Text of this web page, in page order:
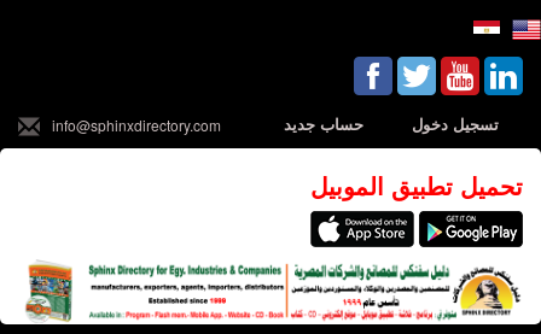
تسجيل دخول حساب جديد info@sphinxdirectory.com
تحميل تطبيق الموبيل